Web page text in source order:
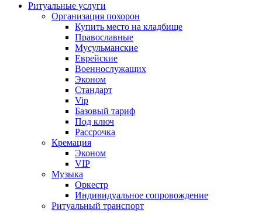
Ритуальные услуги
Организация похорон
Купить место на кладбище
Православные
Мусульманские
Еврейские
Военнослужащих
Эконом
Стандарт
Vip
Базовый тариф
Под ключ
Рассрочка
Кремация
Эконом
VIP
Музыка
Оркестр
Индивидуальное сопровождение
Ритуальный транспорт